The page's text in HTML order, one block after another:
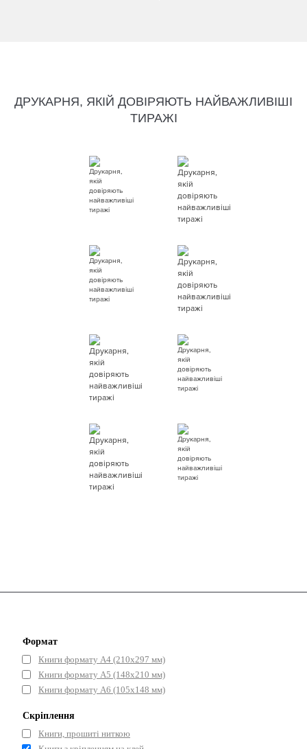
ДРУКАРНЯ, ЯКІЙ ДОВІРЯЮТЬ НАЙВАЖЛИВІШІ
ТИРАЖІ
Формат
Книги формату А4 (210х297 мм)
Книги формату А5 (148x210 мм)
Книги формату А6 (105x148 мм)
Скріплення
Книги, прошиті ниткою